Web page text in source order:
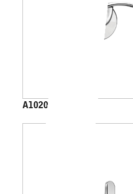
A1020C